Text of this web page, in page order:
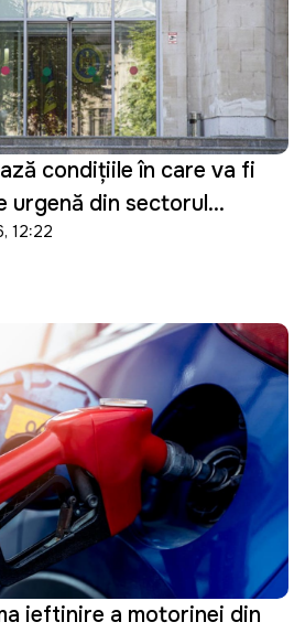
condițiile în care va fi
din sectorul
12:22
ieftinire a motorinei din